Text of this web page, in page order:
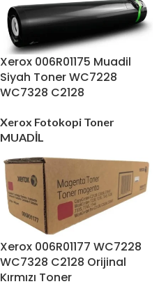
Xerox 006R01175 Muadil
Siyah Toner WC7228
WC7328 C2128
Xerox Fotokopi Toner
MUADİL
Xerox 006R01177 WC7228
WC7328 C2128 Orijinal
Kırmızı Toner